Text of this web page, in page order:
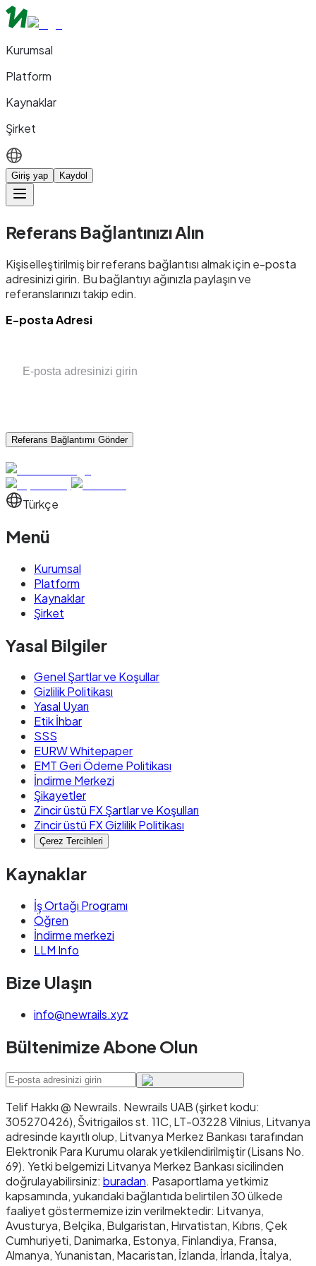
Kurumsal
Platform
Kaynaklar
Şirket
Giriş yap Kaydol
Referans Bağlantınızı Alın
Kişiselleştirilmiş bir referans bağlantısı almak için e-posta
adresinizi girin. Bu bağlantıyı ağınızla paylaşın ve
referanslarınızı takip edin.
E-posta Adresi
Referans Bağlantımı Gönder
Türkçe
Menü
Kurumsal
Platform
Kaynaklar
Şirket
Yasal Bilgiler
Genel Şartlar ve Koşullar
Gizlilik Politikası
Yasal Uyarı
Etik İhbar
SSS
EURW Whitepaper
EMT Geri Ödeme Politikası
İndirme Merkezi
Şikayetler
Zincir üstü FX Şartlar ve Koşulları
Zincir üstü FX Gizlilik Politikası
Çerez Tercihleri
Kaynaklar
İş Ortağı Programı
Öğren
İndirme merkezi
LLM Info
Bize Ulaşın
info@newrails.xyz
Bültenimize Abone Olun
Telif Hakkı @ Newrails. Newrails UAB (şirket kodu:
305270426), Švitrigailos st. 11C, LT-03228 Vilnius, Litvanya
adresinde kayıtlı olup, Litvanya Merkez Bankası tarafından
Elektronik Para Kurumu olarak yetkilendirilmiştir (Lisans No.
69). Yetki belgemizi Litvanya Merkez Bankası sicilinden
doğrulayabilirsiniz: buradan. Pasaportlama yetkimiz
kapsamında, yukarıdaki bağlantıda belirtilen 30 ülkede
faaliyet göstermemize izin verilmektedir: Litvanya,
Avusturya, Belçika, Bulgaristan, Hırvatistan, Kıbrıs, Çek
Cumhuriyeti, Danimarka, Estonya, Finlandiya, Fransa,
Almanya, Yunanistan, Macaristan, İzlanda, İrlanda, İtalya,